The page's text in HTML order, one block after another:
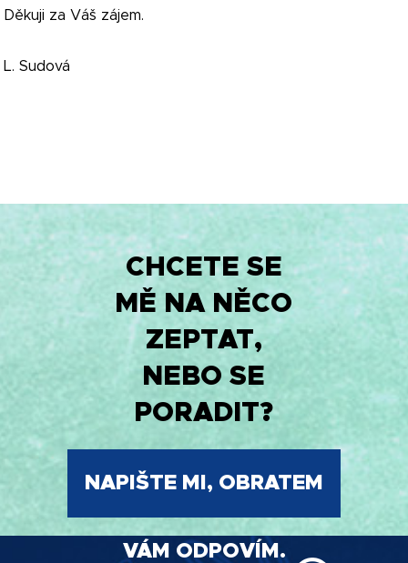
Děkuji za Váš zájem.
L. Sudová
CHCETE SE
MĚ NA NĚCO
ZEPTAT,
NEBO SE
PORADIT?
NAPIŠTE MI, OBRATEM
VÁM ODPOVÍM.